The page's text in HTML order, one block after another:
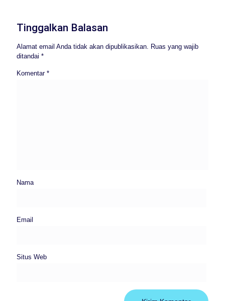
Tinggalkan Balasan
Alamat email Anda tidak akan dipublikasikan. Ruas yang wajib
ditandai *
Komentar *
Nama
Email
Situs Web